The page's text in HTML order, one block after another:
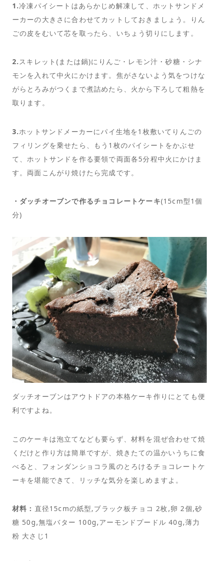
1.冷凍パイシートはあらかじめ解凍して、ホットサンドメ
ーカーの大きさに合わせてカットしておきましょう。りん
ごの皮をむいて芯を取ったら、いちょう切りにします。
2.スキレット(または鍋)にりんご・レモン汁・砂糖・シナ
モンを入れて中火にかけます。焦がさないよう気をつけな
がらとろみがつくまで煮詰めたら、火から下ろして粗熱を
取ります。
3.ホットサンドメーカーにパイ生地を1枚敷いてりんごの
フィリングを乗せたら、もう1枚のパイシートをかぶせ
て、ホットサンドを作る要領で両面各5分程中火にかけま
す。両面こんがり焼けたら完成です。
・ダッチオーブンで作るチョコレートケーキ(15cm型1個
分)
ダッチオーブンはアウトドアの本格ケーキ作りにとても便
利ですよね。
このケーキは泡立てなども要らず、材料を混ぜ合わせて焼
くだけと作り方は簡単ですが、焼きたての温かいうちに食
べると、フォンダンショコラ風のとろけるチョコレートケ
ーキを堪能できて、リッチな気分を楽しめますよ。
材料： 直径15cmの紙型,ブラック板チョコ 2枚,卵 2個,砂
糖 50g,無塩バター 100g,アーモンドプードル 40g,薄力
粉 大さじ1